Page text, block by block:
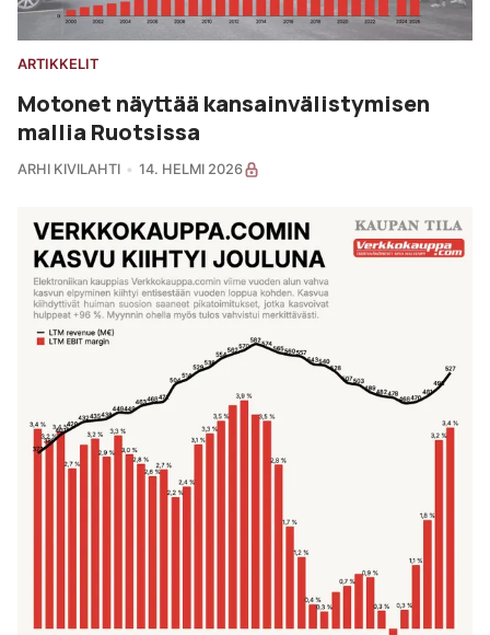
ARTIKKELIT
Motonet näyttää kansainvälistymisen
mallia Ruotsissa
ARHI KIVILAHTI 14. HELMI 2026